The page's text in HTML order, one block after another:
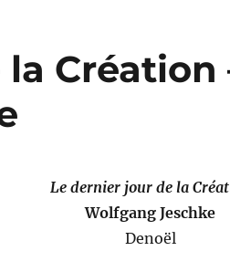
Création
Le dernier jour de la
Wolfgang Jeschke
Denoël